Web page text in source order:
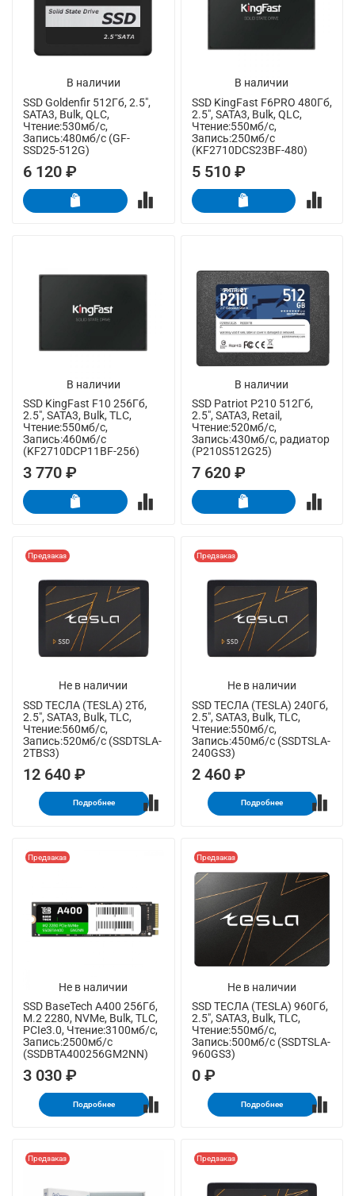
В наличии
SSD Goldenfir 512Гб, 2.5",
SATA3, Bulk, QLC,
Чтение:530мб/с,
Запись:480мб/с (GF-
SSD25-512G)
6 120 ₽
В наличии
SSD KingFast F6PRO 480Гб,
2.5", SATA3, Bulk, QLC,
Чтение:550мб/с,
Запись:250мб/с
(KF2710DCS23BF-480)
5 510 ₽
В наличии
SSD KingFast F10 256Гб,
2.5", SATA3, Bulk, TLC,
Чтение:550мб/с,
Запись:460мб/с
(KF2710DCP11BF-256)
3 770 ₽
В наличии
SSD Patriot P210 512Гб,
2.5", SATA3, Retail,
Чтение:520мб/с,
Запись:430мб/с, радиатор
(P210S512G25)
7 620 ₽
Не в наличии
Предзаказ
SSD ТЕСЛА (TESLA) 2Тб,
2.5", SATA3, Bulk, TLC,
Чтение:560мб/с,
Запись:520мб/с (SSDTSLA-
2TBS3)
12 640 ₽
Подробнее
Не в наличии
Предзаказ
SSD ТЕСЛА (TESLA) 240Гб,
2.5", SATA3, Bulk, TLC,
Чтение:550мб/с,
Запись:450мб/с (SSDTSLA-
240GS3)
2 460 ₽
Подробнее
Не в наличии
Предзаказ
SSD BaseTech A400 256Гб,
M.2 2280, NVMe, Bulk, TLC,
PCIe3.0, Чтение:3100мб/с,
Запись:2500мб/с
(SSDBTA400256GM2NN)
3 030 ₽
Подробнее
Не в наличии
Предзаказ
SSD ТЕСЛА (TESLA) 960Гб,
2.5", SATA3, Bulk, TLC,
Чтение:550мб/с,
Запись:500мб/с (SSDTSLA-
960GS3)
0 ₽
Подробнее
Предзаказ Предзаказ